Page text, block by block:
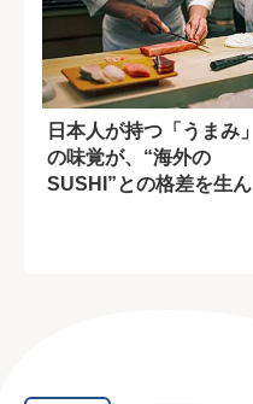
日本人が持つ「うまみ」
の味覚が、“海外の
SUSHI”との格差を生ん